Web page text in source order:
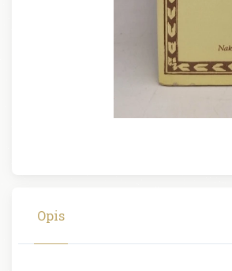
Opis